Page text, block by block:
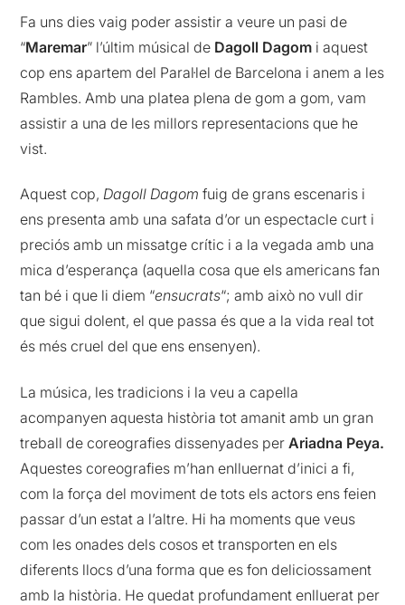
Fa uns dies vaig poder assistir a veure un pasi de
“Maremar” l’últim músical de Dagoll Dagom i aquest
cop ens apartem del Paral·lel de Barcelona i anem a les
Rambles. Amb una platea plena de gom a gom, vam
assistir a una de les millors representacions que he
vist.
Aquest cop,Dagoll Dagom fuig de grans escenaris i
ens presenta amb una safata d’or un espectacle curt i
preciós amb un missatge crític i a la vegada amb una
mica d’esperança (aquella cosa que els americans fan
tan bé i que li diem “ensucrats“; amb això no vull dir
que sigui dolent, el que passa és que a la vida real tot
és més cruel del que ens ensenyen).
La música, les tradicions i la veu a capella
acompanyen aquesta història tot amanit amb un gran
treball de coreografies dissenyades perAriadna Peya.
Aquestes coreografies m’han enlluernat d’inici a fi,
com la força del moviment de tots els actors ens feien
passar d’un estat a l’altre. Hi ha moments que veus
com les onades dels cosos et transporten en els
diferents llocs d’una forma que es fon deliciossament
amb la història. He quedat profundament enlluerat per